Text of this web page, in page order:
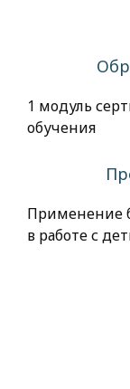
1 модуль
обучения
Применение
в работе с